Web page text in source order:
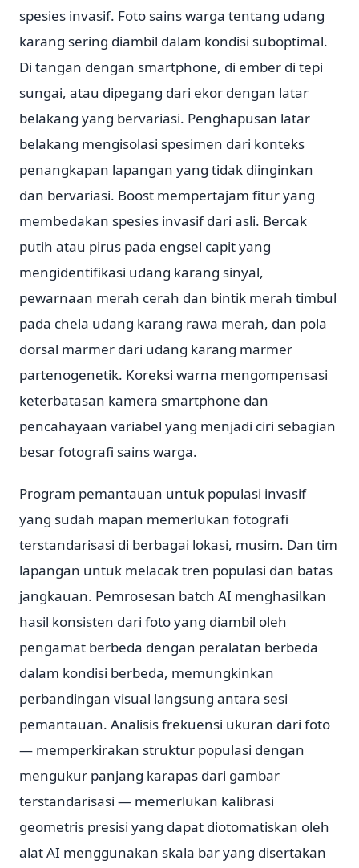
spesies invasif. Foto sains warga tentang udang
karang sering diambil dalam kondisi suboptimal.
Di tangan dengan smartphone, di ember di tepi
sungai, atau dipegang dari ekor dengan latar
belakang yang bervariasi. Penghapusan latar
belakang mengisolasi spesimen dari konteks
penangkapan lapangan yang tidak diinginkan
dan bervariasi. Boost mempertajam fitur yang
membedakan spesies invasif dari asli. Bercak
putih atau pirus pada engsel capit yang
mengidentifikasi udang karang sinyal,
pewarnaan merah cerah dan bintik merah timbul
pada chela udang karang rawa merah, dan pola
dorsal marmer dari udang karang marmer
partenogenetik. Koreksi warna mengompensasi
keterbatasan kamera smartphone dan
pencahayaan variabel yang menjadi ciri sebagian
besar fotografi sains warga.
Program pemantauan untuk populasi invasif
yang sudah mapan memerlukan fotografi
terstandarisasi di berbagai lokasi, musim. Dan tim
lapangan untuk melacak tren populasi dan batas
jangkauan. Pemrosesan batch AI menghasilkan
hasil konsisten dari foto yang diambil oleh
pengamat berbeda dengan peralatan berbeda
dalam kondisi berbeda, memungkinkan
perbandingan visual langsung antara sesi
pemantauan. Analisis frekuensi ukuran dari foto
— memperkirakan struktur populasi dengan
mengukur panjang karapas dari gambar
terstandarisasi — memerlukan kalibrasi
geometris presisi yang dapat diotomatiskan oleh
alat AI menggunakan skala bar yang disertakan